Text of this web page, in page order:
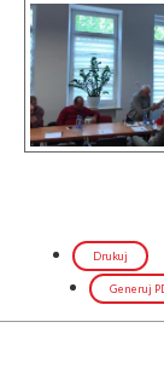
Drukuj
Generuj